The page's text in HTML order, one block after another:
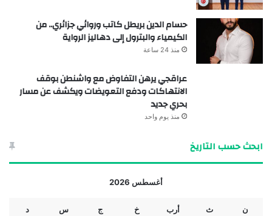
حسام الدين بريطل كاتب وروائي جزائري.. من
الكيمياء والبترول إلى دهاليز الرواية
منذ 24 ساعة
عراقجي يرهن التفاوض مع واشنطن بوقف
الانتهاكات ودفع التعويضات ويكشف عن مسار
بحري جديد
منذ يوم واحد
ابحث حسب التاريخ
أغسطس 2026
ن ث أرب خ ج س د